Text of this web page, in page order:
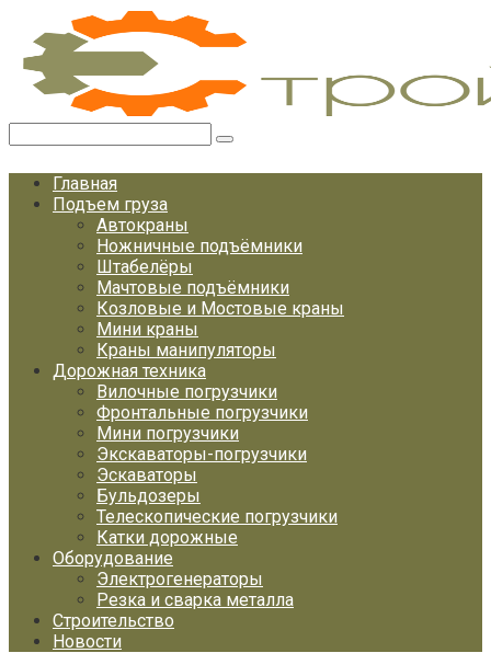
Перейти
контенту
Главная
Подъем груза
Автокраны
Ножничные подъёмники
Штабелёры
Мачтовые подъёмники
Козловые и Мостовые краны
Мини краны
Краны манипуляторы
Дорожная техника
Вилочные погрузчики
Фронтальные погрузчики
Мини погрузчики
Экскаваторы-погрузчики
Эскаваторы
Бульдозеры
Телескопические погрузчики
Катки дорожные
Оборудование
Электрогенераторы
Резка и сварка металла
Строительство
Новости